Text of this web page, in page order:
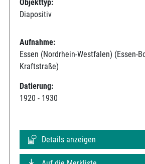
Objekttyp:
Diapositiv
Aufnahme:
Essen (Nordrhein-Westfalen) (Essen-
Kraftstraße)
Datierung:
1920 - 1930
Details anzeigen